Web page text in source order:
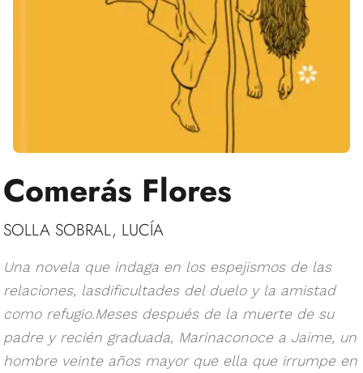
Comerás Flores
SOLLA SOBRAL, LUCÍA
Una novela que indaga en los espejismos de las
relaciones, lasdificultades del duelo y la amistad
como refugio.Meses después de la muerte de su
padre y recién graduada, Marinaconoce a Jaime, un
hombre veinte años mayor que ella que irrumpe en